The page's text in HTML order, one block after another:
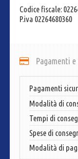
Codice fiscale:
P.iva 02264680360
Pagamenti
Pagamenti
Modalità di
Tempi di
Spese di
Modalità di